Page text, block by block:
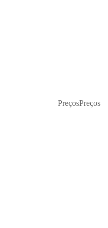
PreçosPreços